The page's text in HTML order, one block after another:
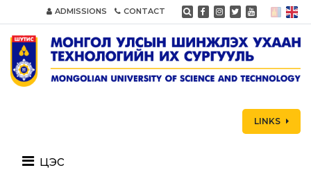
ADMISSIONS CONTACT
LINKS
цэс